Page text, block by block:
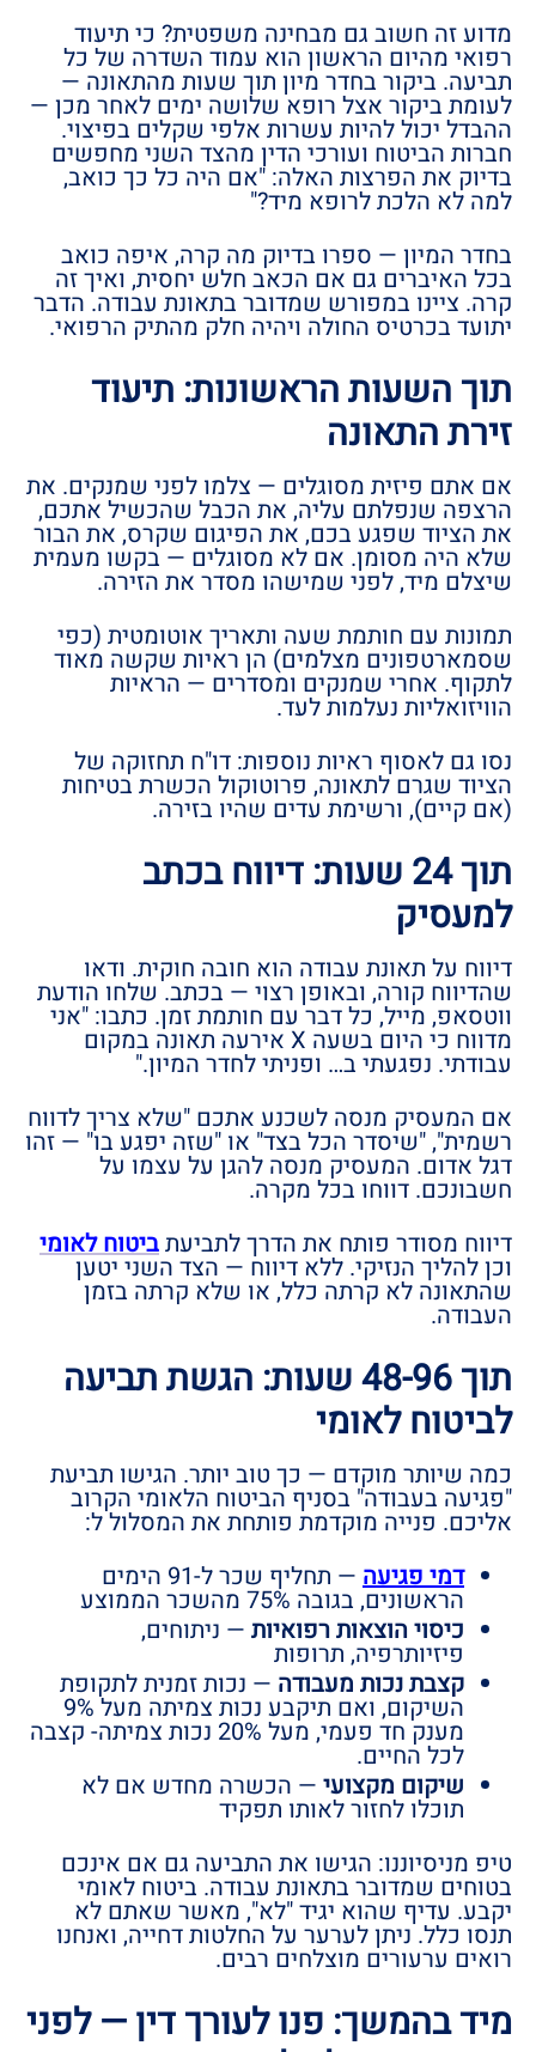
מדוע זה חשוב גם מבחינה משפטית? כי תיעוד
רפואי מהיום הראשון הוא עמוד השדרה של כל
תביעה. ביקור בחדר מיון תוך שעות מהתאונה —
לעומת ביקור אצל רופא שלושה ימים לאחר מכן —
ההבדל יכול להיות עשרות אלפי שקלים בפיצוי.
חברות הביטוח ועורכי הדין מהצד השני מחפשים
בדיוק את הפרצות האלה: "אם היה כל כך כואב,
למה לא הלכת לרופא מיד?"
בחדר המיון — ספרו בדיוק מה קרה, איפה כואב
בכל האיברים גם אם הכאב חלש יחסית, ואיך זה
קרה. ציינו במפורש שמדובר בתאונת עבודה. הדבר
יתועד בכרטיס החולה ויהיה חלק מהתיק הרפואי.
תוך השעות הראשונות: תיעוד
זירת התאונה
אם אתם פיזית מסוגלים — צלמו לפני שמנקים. את
הרצפה שנפלתם עליה, את הכבל שהכשיל אתכם,
את הציוד שפגע בכם, את הפיגום שקרס, את הבור
שלא היה מסומן. אם לא מסוגלים — בקשו מעמית
שיצלם מיד, לפני שמישהו מסדר את הזירה.
תמונות עם חותמת שעה ותאריך אוטומטית (כפי
שסמארטפונים מצלמים) הן ראיות שקשה מאוד
לתקוף. אחרי שמנקים ומסדרים — הראיות
הוויזואליות נעלמות לעד.
נסו גם לאסוף ראיות נוספות: דו"ח תחזוקה של
הציוד שגרם לתאונה, פרוטוקול הכשרת בטיחות
(אם קיים), ורשימת עדים שהיו בזירה.
תוך 24 שעות: דיווח בכתב
למעסיק
דיווח על תאונת עבודה הוא חובה חוקית. ודאו
שהדיווח קורה, ובאופן רצוי — בכתב. שלחו הודעת
ווטסאפ, מייל, כל דבר עם חותמת זמן. כתבו: "אני
מדווח כי היום בשעה X אירעה תאונה במקום
עבודתי. נפגעתי ב… ופניתי לחדר המיון."
אם המעסיק מנסה לשכנע אתכם "שלא צריך לדווח
רשמית", "שיסדר הכל בצד" או "שזה יפגע בו" — זהו
דגל אדום. המעסיק מנסה להגן על עצמו על
חשבונכם. דווחו בכל מקרה.
דיווח מסודר פותח את הדרך לתביעתביטוח לאומי
וכן להליך הנזיקי. ללא דיווח — הצד השני יטען
שהתאונה לא קרתה כלל, או שלא קרתה בזמן
העבודה.
תוך 48-96 שעות: הגשת תביעה
לביטוח לאומי
כמה שיותר מוקדם — כך טוב יותר. הגישו תביעת
"פגיעה בעבודה" בסניף הביטוח הלאומי הקרוב
אליכם. פנייה מוקדמת פותחת את המסלול ל:
דמי פגיעה
— תחליף שכר ל-91 הימים
הראשונים, בגובה 75% מהשכר הממוצע
כיסוי הוצאות רפואיות — ניתוחים,
פיזיותרפיה, תרופות
קצבת נכות מעבודה — נכות זמנית לתקופת
השיקום, ואם תיקבע נכות צמיתה מעל 9%
מענק חד פעמי, מעל 20% נכות צמיתה- קצבה
לכל החיים.
שיקום מקצועי — הכשרה מחדש אם לא
תוכלו לחזור לאותו תפקיד
טיפ מניסיוננו: הגישו את התביעה גם אם אינכם
בטוחים שמדובר בתאונת עבודה. ביטוח לאומי
יקבע. עדיף שהוא יגיד "לא", מאשר שאתם לא
תנסו כלל. ניתן לערער על החלטות דחייה, ואנחנו
רואים ערעורים מוצלחים רבים.
מיד בהמשך: פנו לעורך דין — לפני